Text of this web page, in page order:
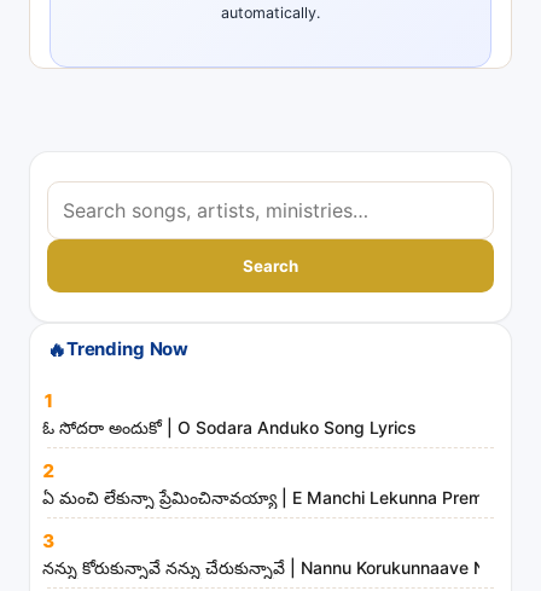
automatically.
S
e
r
h
o
n
g
s
,
a
Search
🔥Trending Now
1
ఓ సోదరా అందుకో | O Sodara Anduko Song Lyrics
2
ఏ మంచి లేకున్నా ప్రేమించినావయ్యా | E Manchi Lekunna
3
నన్ను కోరుకున్నావే నన్ను చేరుకున్నావే | Nannu Korukunnaave Nannu